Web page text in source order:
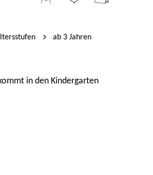
ab 3 Jahren